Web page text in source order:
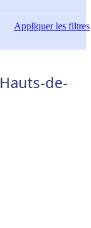
Appliquerles filtres
de-